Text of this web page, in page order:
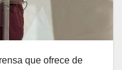
que ofrece de